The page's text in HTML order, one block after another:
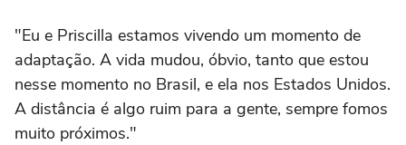
"Eu e Priscilla estamos vivendo um momento de
adaptação. A vida mudou, óbvio, tanto que estou
nesse momento no Brasil, e ela nos Estados Unidos.
A distância é algo ruim para a gente, sempre fomos
muito próximos."